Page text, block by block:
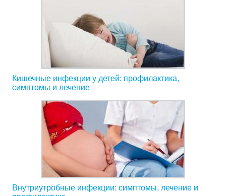
Кишечные инфекции у детей: профилактика,
симптомы и лечение
Внутриутробные инфекции: симптомы, лечение и